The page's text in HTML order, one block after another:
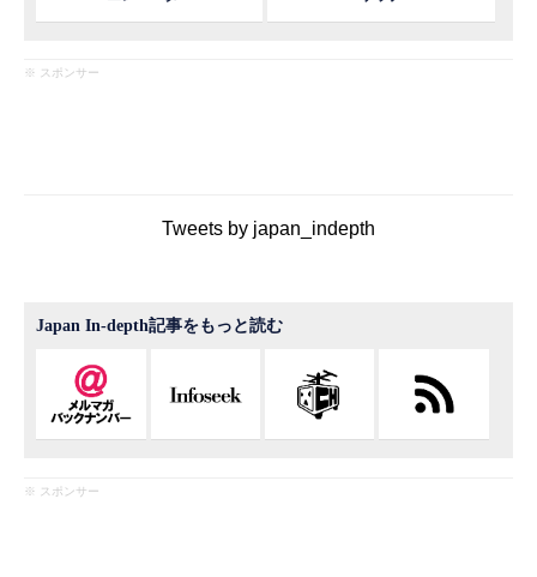
※ スポンサー
Tweets by japan_indepth
Japan In-depth記事をもっと読む
※ スポンサー